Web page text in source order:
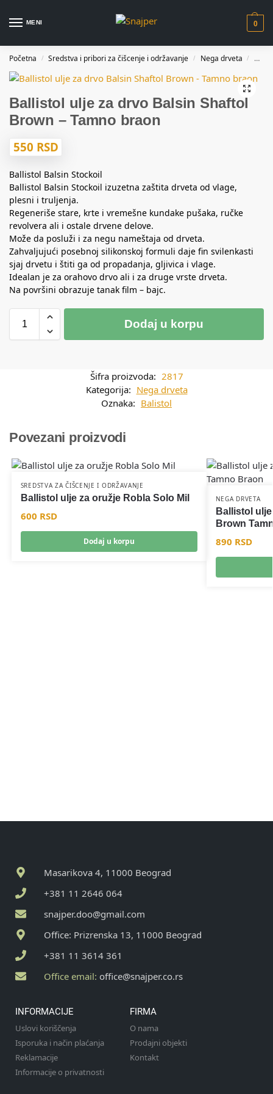
MENI 0
Početna / Sredstva i pribori za čišcenje i održavanje / Nega drveta /
Ballistol ulje za drvo Balsin Shaftol
Brown – Tamno braon
550 RSD
Ballistol Balsin Stockoil
Ballistol Balsin Stockoil izuzetna zaštita drveta od vlage,
plesni i truljenja.
Regeneriše stare, krte i vremešne kundake pušaka, ručke
revolvera ali i ostale drvene delove.
Može da posluži i za negu nameštaja od drveta.
Zahvaljujući posebnoj silikonskoj formuli daje fin svilenkasti
sjaj drvetu i štiti ga od propadanja, gljivica i vlage.
Idealan je za orahovo drvo ali i za druge vrste drveta.
Na površini obrazuje tanak film – bajc.
Dodaj u korpu
Šifra proizvoda: 2817
Kategorija: Nega drveta
Oznaka: Balistol
Povezani proizvodi
SREDSTVA ZA ČIŠCENJE I ODRŽAVANJE
Ballistol ulje za oružje Robla Solo Mil
600 RSD
Dodaj u korpu
NEGA DRVETA
Ballistol
Brown
890 RSD
Masarikova 4, 11000 Beograd
+381 11 2646 064
snajper.doo@gmail.com
Office: Prizrenska 13, 11000 Beograd
+381 11 3614 361
Office email: office@snajper.co.rs
INFORMACIJE
Uslovi koriščenja
Isporuka i način plaćanja
Reklamacije
Informacije o privatnosti
FIRMA
O nama
Prodajni objekti
Kontakt